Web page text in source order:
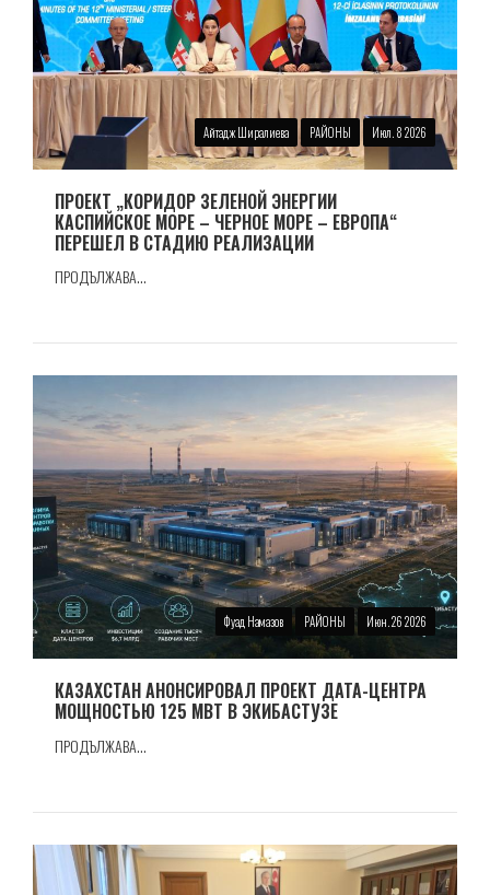
Айтадж Ширалиева РАЙОНЫ Июл. 8 2026
ПРОЕКТ „КОРИДОР ЗЕЛЕНОЙ ЭНЕРГИИ
КАСПИЙСКОЕ МОРЕ – ЧЕРНОЕ МОРЕ – ЕВРОПА“
ПЕРЕШЕЛ В СТАДИЮ РЕАЛИЗАЦИИ
ПРОДЪЛЖАВА...
Фуад Намазов РАЙОНЫ Июн. 26 2026
КАЗАХСТАН АНОНСИРОВАЛ ПРОЕКТ ДАТА-ЦЕНТРА
МОЩНОСТЬЮ 125 МВТ В ЭКИБАСТУЗЕ
ПРОДЪЛЖАВА...